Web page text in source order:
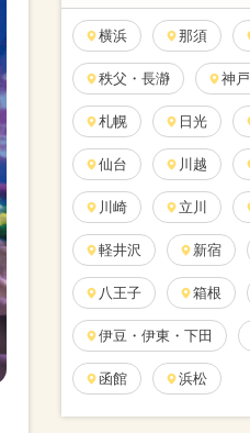
横浜 那須
秩父・長瀞 神戸
札幌 日光
仙台 川越
川崎 立川
軽井沢 新宿
八王子 箱根
伊豆・伊東・下田
函館 浜松